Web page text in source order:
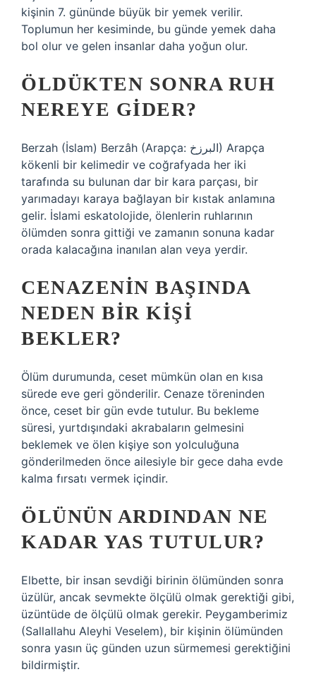
kişinin 7. gününde büyük bir yemek verilir.
Toplumun her kesiminde, bu günde yemek daha
bol olur ve gelen insanlar daha yoğun olur.
ÖLDÜKTEN SONRA RUH
NEREYE GIDER?
Berzah (İslam) Berzâh (Arapça: البرزخ) Arapça
kökenli bir kelimedir ve coğrafyada her iki
tarafında su bulunan dar bir kara parçası, bir
yarımadayı karaya bağlayan bir kıstak anlamına
gelir. İslami eskatolojide, ölenlerin ruhlarının
ölümden sonra gittiği ve zamanın sonuna kadar
orada kalacağına inanılan alan veya yerdir.
CENAZENIN BAŞINDA
NEDEN BIR KIŞI
BEKLER?
Ölüm durumunda, ceset mümkün olan en kısa
sürede eve geri gönderilir. Cenaze töreninden
önce, ceset bir gün evde tutulur. Bu bekleme
süresi, yurtdışındaki akrabaların gelmesini
beklemek ve ölen kişiye son yolculuğuna
gönderilmeden önce ailesiyle bir gece daha evde
kalma fırsatı vermek içindir.
ÖLÜNÜN ARDINDAN NE
KADAR YAS TUTULUR?
Elbette, bir insan sevdiği birinin ölümünden sonra
üzülür, ancak sevmekte ölçülü olmak gerektiği gibi,
üzüntüde de ölçülü olmak gerekir. Peygamberimiz
(Sallallahu Aleyhi Veselem), bir kişinin ölümünden
sonra yasın üç günden uzun sürmemesi gerektiğini
bildirmiştir.